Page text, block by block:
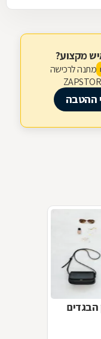
מקצוע?
מתנה לרכישה
ההטבה
הבגדים